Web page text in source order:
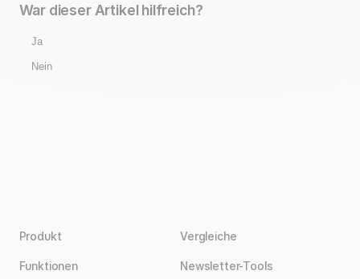
War dieser Artikel hilfreich?
Ja
Nein
Produkt
Funktionen
Vergleiche
Newsletter-Tools